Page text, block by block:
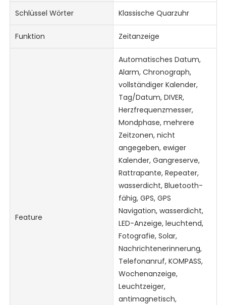
Schlüssel Wörter Klassische Quarzuhr
Funktion Zeitanzeige
Feature
Automatisches Datum,
Alarm, Chronograph,
vollständiger Kalender,
Tag/Datum, DIVER,
Herzfrequenzmesser,
Mondphase, mehrere
Zeitzonen, nicht
angegeben, ewiger
Kalender, Gangreserve,
Rattrapante, Repeater,
wasserdicht, Bluetooth-
fähig, GPS, GPS
Navigation, wasserdicht,
LED-Anzeige, leuchtend,
Fotografie, Solar,
Nachrichtenerinnerung,
Telefonanruf, KOMPASS,
Wochenanzeige,
Leuchtzeiger,
antimagnetisch,